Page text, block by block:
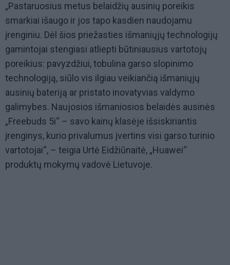
„Pastaruosius metus belaidžių ausinių poreikis
smarkiai išaugo ir jos tapo kasdien naudojamu
įrenginiu. Dėl šios priežasties išmaniųjų technologijų
gamintojai stengiasi atliepti būtiniausius vartotojų
poreikius: pavyzdžiui, tobulina garso slopinimo
technologiją, siūlo vis ilgiau veikiančią išmaniųjų
ausinių bateriją ar pristato inovatyvias valdymo
galimybes. Naujosios išmaniosios belaidės ausinės
„Freebuds 5i“ – savo kainų klasėje išsiskiriantis
įrenginys, kurio privalumus įvertins visi garso turinio
vartotojai“, – teigia Urtė Eidžiūnaitė, „Huawei“
produktų mokymų vadovė Lietuvoje.